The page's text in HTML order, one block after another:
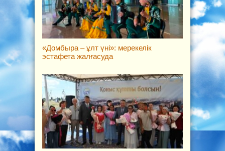
«Домбыра – ұлт үні»: мерекелік
эстафета жалғасуда